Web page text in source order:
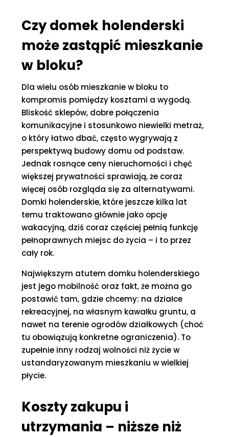
Czy domek holenderski
może zastąpić mieszkanie
w bloku?
Dla wielu osób mieszkanie w bloku to
kompromis pomiędzy kosztami a wygodą.
Bliskość sklepów, dobre połączenia
komunikacyjne i stosunkowo niewielki metraż,
o który łatwo dbać, często wygrywają z
perspektywą budowy domu od podstaw.
Jednak rosnące ceny nieruchomości i chęć
większej prywatności sprawiają, że coraz
więcej osób rozgląda się za alternatywami.
Domki holenderskie, które jeszcze kilka lat
temu traktowano głównie jako opcję
wakacyjną, dziś coraz częściej pełnią funkcję
pełnoprawnych miejsc do życia – i to przez
cały rok.
Największym atutem domku holenderskiego
jest jego mobilność oraz fakt, że można go
postawić tam, gdzie chcemy: na działce
rekreacyjnej, na własnym kawałku gruntu, a
nawet na terenie ogrodów działkowych (choć
tu obowiązują konkretne ograniczenia). To
zupełnie inny rodzaj wolności niż życie w
ustandaryzowanym mieszkaniu w wielkiej
płycie.
Koszty zakupu i
utrzymania – niższe niż